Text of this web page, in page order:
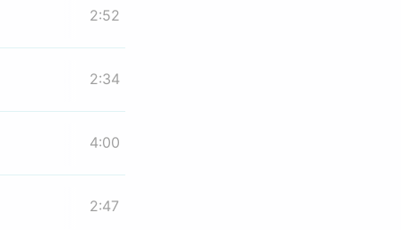
2:52
2:34
4:00
2:47